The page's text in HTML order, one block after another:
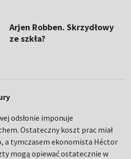
Arjen Robben. Skrzydłowy
ze szkła?
odsłonie imponuje
Ostateczny koszt prac miał
a tymczasem ekonomista Héctor
mogą opiewać ostatecznie w